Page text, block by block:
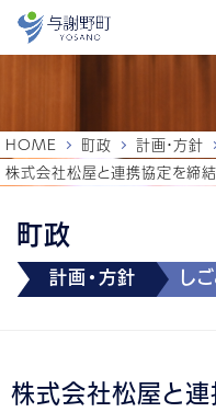
町政
計画・方針 し
HOME 町政 計画・方針
株式会社松屋と連携協定を締
株式会社松屋と連